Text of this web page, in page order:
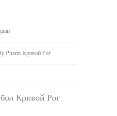
Pharm Кривой Рог
Кривой Рог